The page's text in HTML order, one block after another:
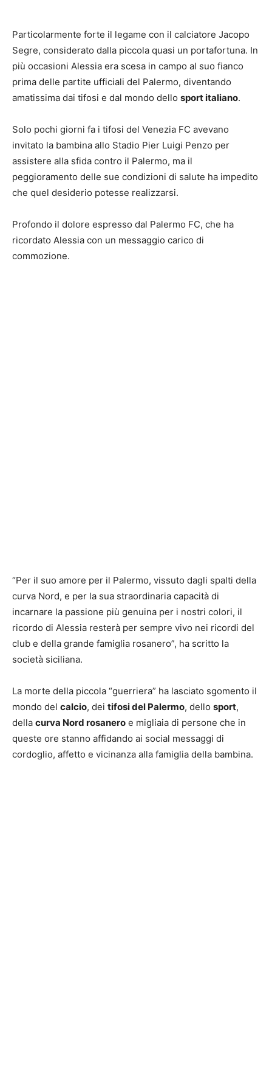
Particolarmente forte il legame con il calciatore Jacopo
Segre, considerato dalla piccola quasi un portafortuna. In
più occasioni Alessia era scesa in campo al suo fianco
prima delle partite ufficiali del Palermo, diventando
amatissima dai tifosi e dal mondo dello sport italiano.
Solo pochi giorni fa i tifosi del Venezia FC avevano
invitato la bambina allo Stadio Pier Luigi Penzo per
assistere alla sfida contro il Palermo, ma il
peggioramento delle sue condizioni di salute ha impedito
che quel desiderio potesse realizzarsi.
Profondo il dolore espresso dal Palermo FC, che ha
ricordato Alessia con un messaggio carico di
commozione.
“Per il suo amore per il Palermo, vissuto dagli spalti della
curva Nord, e per la sua straordinaria capacità di
incarnare la passione più genuina per i nostri colori, il
ricordo di Alessia resterà per sempre vivo nei ricordi del
club e della grande famiglia rosanero”, ha scritto la
società siciliana.
La morte della piccola “guerriera” ha lasciato sgomento il
mondo del calcio, dei tifosi del Palermo, dello sport,
della curva Nord rosanero e migliaia di persone che in
queste ore stanno affidando ai social messaggi di
cordoglio, affetto e vicinanza alla famiglia della bambina.